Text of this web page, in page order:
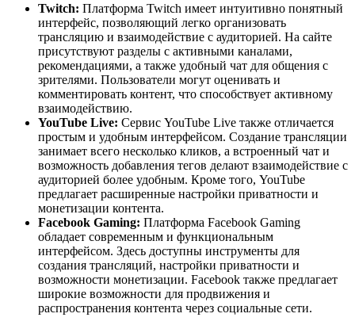
Twitch: Платформа Twitch имеет интуитивно понятный
интерфейс, позволяющий легко организовать
трансляцию и взаимодействие с аудиторией. На сайте
присутствуют разделы с активными каналами,
рекомендациями, а также удобный чат для общения с
зрителями. Пользователи могут оценивать и
комментировать контент, что способствует активному
взаимодействию.
YouTube Live: Сервис YouTube Live также отличается
простым и удобным интерфейсом. Создание трансляции
занимает всего несколько кликов, а встроенный чат и
возможность добавления тегов делают взаимодействие с
аудиторией более удобным. Кроме того, YouTube
предлагает расширенные настройки приватности и
монетизации контента.
Facebook Gaming: Платформа Facebook Gaming
обладает современным и функциональным
интерфейсом. Здесь доступны инструменты для
создания трансляций, настройки приватности и
возможности монетизации. Facebook также предлагает
широкие возможности для продвижения и
распространения контента через социальные сети.